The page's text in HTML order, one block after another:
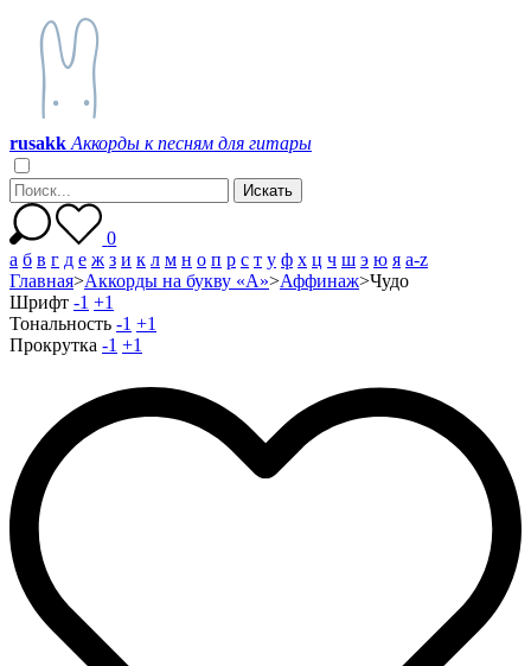
rusakk Аккорды к песням для гитары
0
а б в г д е ж з и к л м н о п р с т у ф х ц ч ш э ю я a-z
Главная>Аккорды на букву «А»>Аффинаж>Чудо
Шрифт -1 +1
Тональность -1 +1
Прокрутка -1 +1